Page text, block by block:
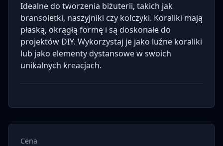
Idealne do tworzenia biżuterii, takich jak
bransoletki, naszyjniki czy kolczyki. Koraliki mają
płaską, okrągłą formę i są doskonałe do
projektów DIY. Wykorzystaj je jako luźne koraliki
lub jako elementy dystansowe w swoich
unikalnych kreacjach.
Cena